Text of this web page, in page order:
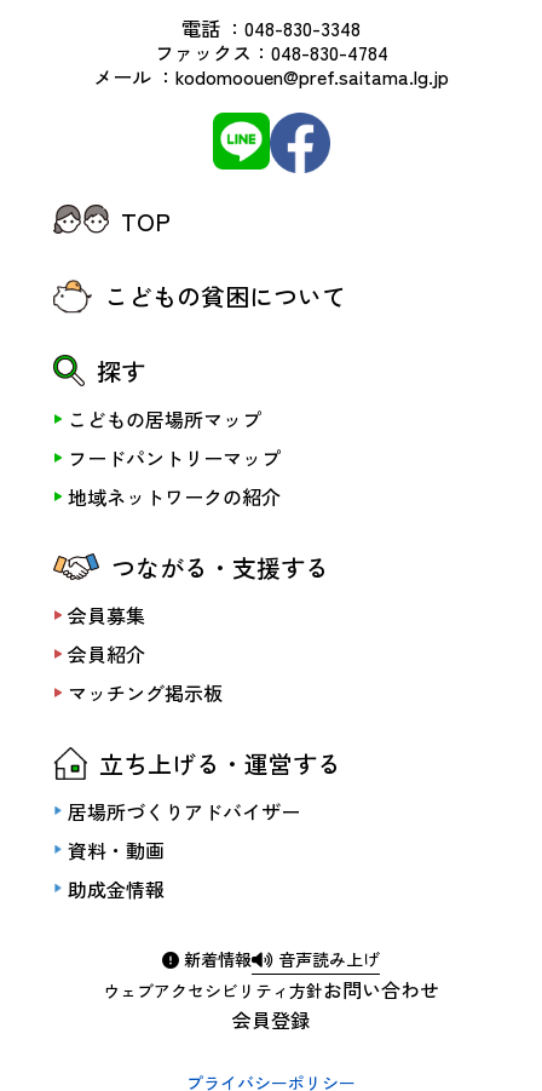
電話 ： 048-830-3348
ファックス： 048-830-4784
メール ： kodomoouen@pref.saitama.lg.jp
新着情報 音声読み上げ
会員登録
お問い合わせ
ウェブアクセシビリティ方針
TOP
こどもの貧困について
探す
こどもの居場所マップ
フードパントリーマップ
地域ネットワークの紹介
つながる・支援する
会員募集
会員紹介
マッチング掲示板
立ち上げる・運営する
居場所づくりアドバイザー
資料・動画
助成金情報
プライバシーポリシー